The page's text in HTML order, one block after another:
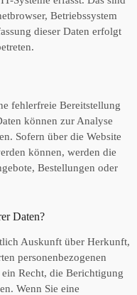
Betriebssystem
dieser Daten erfolgt
fehlerfreie Bereitstellung
können zur Analyse
Sofern über die Website
können, werden die
Bestellungen oder
Daten?
Auskunft über Herkunft,
personenbezogenen
Recht, die Berichtigung
Wenn Sie eine